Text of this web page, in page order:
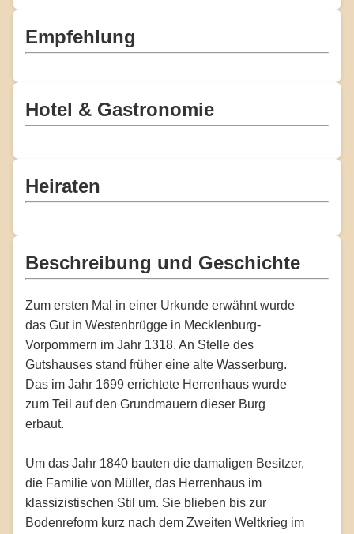
Empfehlung
Hotel & Gastronomie
Heiraten
Beschreibung und Geschichte
Zum ersten Mal in einer Urkunde erwähnt wurde
das Gut in Westenbrügge in Mecklenburg-
Vorpommern im Jahr 1318. An Stelle des
Gutshauses stand früher eine alte Wasserburg.
Das im Jahr 1699 errichtete Herrenhaus wurde
zum Teil auf den Grundmauern dieser Burg
erbaut.
Um das Jahr 1840 bauten die damaligen Besitzer,
die Familie von Müller, das Herrenhaus im
klassizistischen Stil um. Sie blieben bis zur
Bodenreform kurz nach dem Zweiten Weltkrieg im